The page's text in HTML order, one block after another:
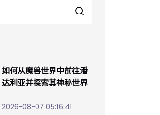
如何从魔兽世界中前往潘
达利亚并探索其神秘世界
2026-08-07 05:16:41